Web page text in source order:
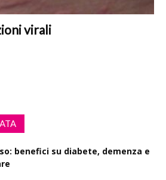
virali
benefici su diabete, demenza e